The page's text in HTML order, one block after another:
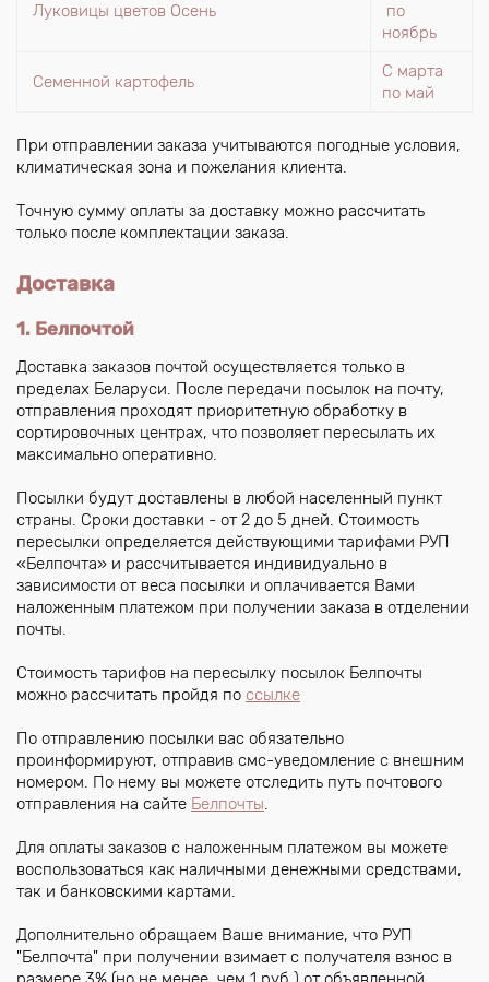
Луковицы цветов Осень
по
ноябрь
Семенной картофель
С марта
по май
При отправлении заказа учитываются погодные условия,
климатическая зона и пожелания клиента.
Точную сумму оплаты за доставку можно рассчитать
только после комплектации заказа.
Доставка
1. Белпочтой
Доставка заказов почтой осуществляется только в
пределах Беларуси. После передачи посылок на почту,
отправления проходят приоритетную обработку в
сортировочных центрах, что позволяет пересылать их
максимально оперативно.
Посылки будут доставлены в любой населенный пункт
страны. Сроки доставки - от 2 до 5 дней. Стоимость
пересылки определяется действующими тарифами РУП
«Белпочта» и рассчитывается индивидуально в
зависимости от веса посылки и оплачивается Вами
наложенным платежом при получении заказа в отделении
почты.
Стоимость тарифов на пересылку посылок Белпочты
можно рассчитать пройдя по ссылке
По отправлению посылки вас обязательно
проинформируют, отправив смс-уведомление с внешним
номером. По нему вы можете отследить путь почтового
отправления на сайте Белпочты.
Для оплаты заказов с наложенным платежом вы можете
воспользоваться как наличными денежными средствами,
так и банковскими картами.
Дополнительно обращаем Ваше внимание, что РУП
"Белпочта" при получении взимает с получателя взнос в